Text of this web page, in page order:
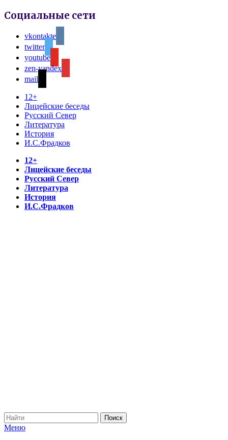
Социальные сети
vkontakte
twitter
youtube
zen-yandex
mail
12+
Лицейские беседы
Русский Север
Литература
История
И.С.Фрадков
12+
Лицейские беседы
Русский Север
Литература
История
И.С.Фрадков
Меню